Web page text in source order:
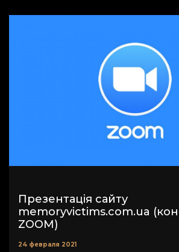
24 февраля 2021
Презентація сайту
memoryvictims.com.ua
ZOOM)
24 февраля 2021